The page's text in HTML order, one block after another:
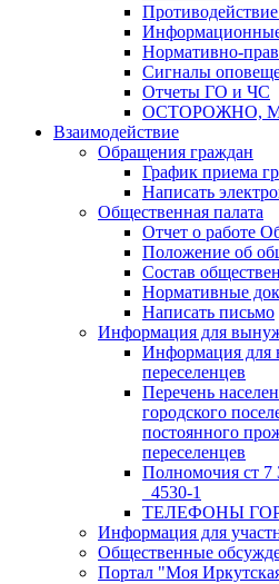
Нормативно-
Сигналы
Отчеты ГО и ЧС
ОСТОРОЖНО,
Взаимодействие
Обращения граждан
График приема
Написать
Общественная палата
Отчет о работе
Положение об
Состав
Нормативные
Написать письмо
Информация для
Информация
переселенцев
Перечень
городского
постоянного
переселенцев
Полномочия ст 7
_4530-1
ТЕЛЕФОНЫ
Информация для
Общественные
Портал "Моя